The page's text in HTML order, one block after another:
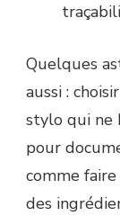
Quelques
aussi :
stylo qui ne
pour
comme
des